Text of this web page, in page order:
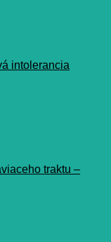
intolerancia
traktu –